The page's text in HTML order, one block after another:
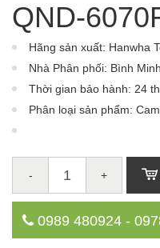
QND-
Hãng sản xuất: Hanwha
Nhà Phân phối: Bình
Thời gian bảo hành: 24
Phân loại sản phẩm:
- +
0989 480924 -